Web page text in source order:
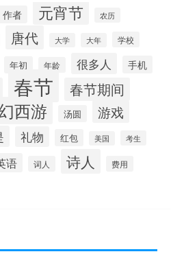
作者 元宵节 农历
唐代 大学 大年 学校
年初 年龄 很多人 手机
春节 春节期间
西游 汤圆 游戏
礼物 红包 美国 考生
语 词人 诗人 费用